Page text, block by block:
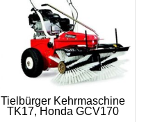
Tielbürger Kehrmaschine
TK17, Honda GCV170